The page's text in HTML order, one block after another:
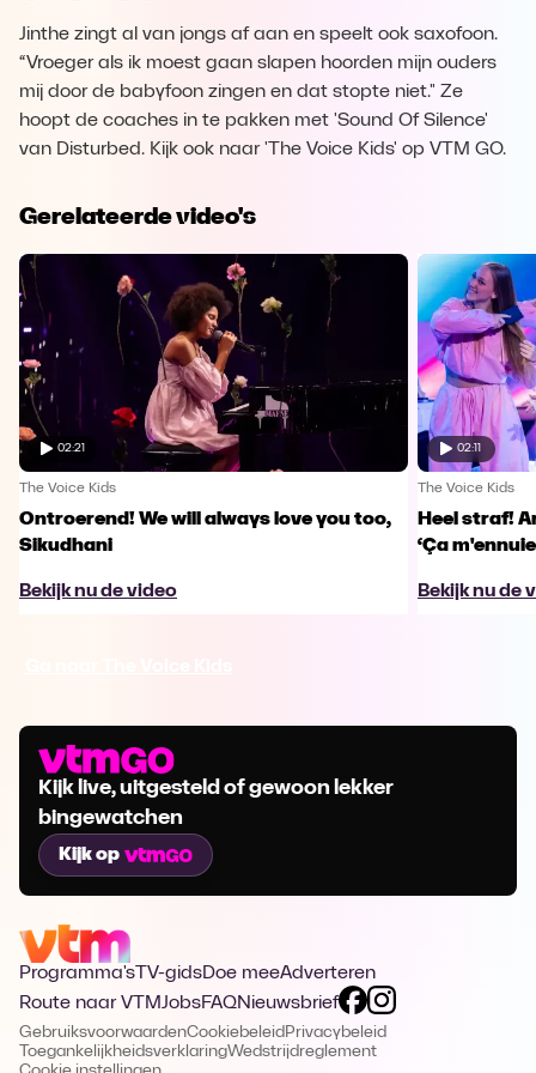
Jinthe zingt al van jongs af aan en speelt ook saxofoon.
“Vroeger als ik moest gaan slapen hoorden mijn ouders
mij door de babyfoon zingen en dat stopte niet." Ze
hoopt de coaches in te pakken met 'Sound Of Silence'
van Disturbed. Kijk ook naar 'The Voice Kids' op VTM GO.
Gerelateerde video's
02:21
The Voice Kids
Ontroerend! We will always love you too,
Sikudhani
Bekijk nu de video
02:11
The Voice Kids
Heel straf!
‘Ça
Bekijk nu de
Kijk live, uitgesteld of gewoon lekker
bingewatchen
Kijk op
Programma's TV-gidsDoe meeAdverteren
Route naar VTMJobsFAQNieuwsbrief
GebruiksvoorwaardenCookiebeleid Privacybeleid
ToegankelijkheidsverklaringWedstrijdreglement